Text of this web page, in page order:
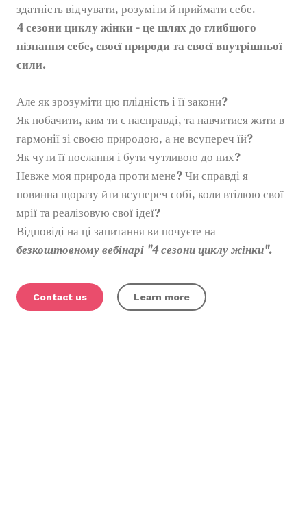
здатність відчувати, розуміти й приймати себе.
4 сезони циклу жінки - це шлях до глибшого
пізнання себе, своєї природи та своєї внутрішньої
сили.
Але як зрозуміти цю плідність і її закони?
Як побачити, ким ти є насправді, та навчитися жити в
гармонії зі своєю природою, а не всупереч їй?
Як чути її послання і бути чутливою до них?
Невже моя природа проти мене? Чи справді я
повинна щоразу йти всупереч собі, коли втілюю свої
мрії та реалізовую свої ідеї?
Відповіді на ці запитання ви почуєте на
безкоштовному вебінарі "4 сезони циклу жінки".
Contact us Learn more